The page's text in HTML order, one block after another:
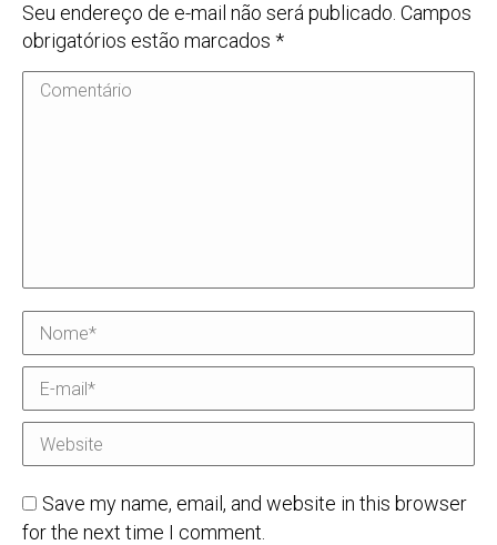
Seu endereço de e-mail não será publicado. Campos
obrigatórios estão marcados *
Comentário
Nome *
E-mail *
Website
Save my name, email, and website in this browser
for the next time I comment.